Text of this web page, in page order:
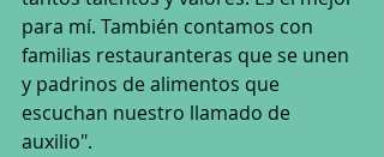
para mí. También contamos con
familias restauranteras que se unen
y padrinos de alimentos que
escuchan nuestro llamado de
auxilio".